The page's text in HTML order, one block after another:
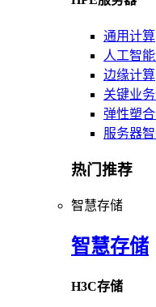
通用计算
人工智
边缘计算
关键业
弹性塑
服务器
热门推荐
智慧存储
智慧存储
H3C存储